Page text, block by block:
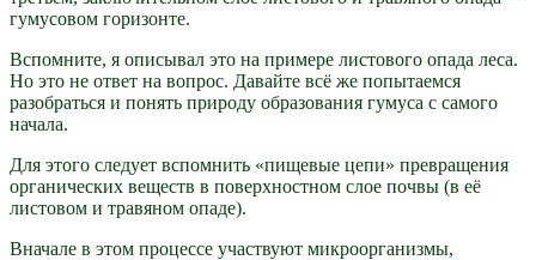
гумусовом горизонте.
Вспомните, я описывал это на примере листового опада леса.
Но это не ответ на вопрос. Давайте всё же попытаемся
разобраться и понять природу образования гумуса с самого
начала.
Для этого следует вспомнить «пищевые цепи» превращения
органических веществ в поверхностном слое почвы (в её
листовом и травяном опаде).
Вначале в этом процессе участвуют микроорганизмы,